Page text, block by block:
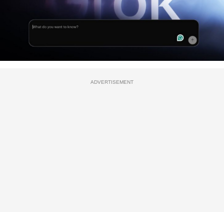
ADVERTISEMENT